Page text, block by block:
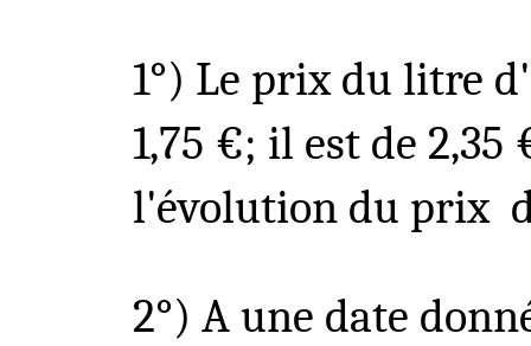
1°) Le prix du litre
1,75 €; il est de 2,35
l'évolution du prix
2°) A une date